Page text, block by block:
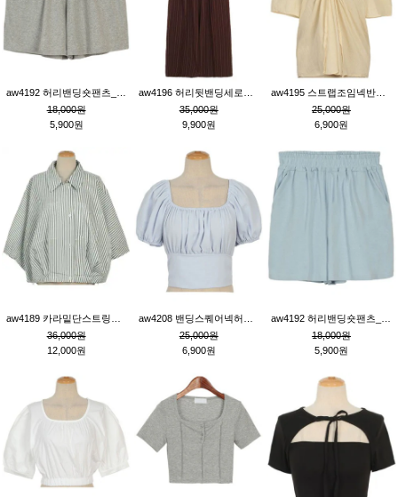
18,000원
5,900원
35,000원
9,900원
25,000원
6,900원
36,000원
12,000원
25,000원
6,900원
18,000원
5,900원